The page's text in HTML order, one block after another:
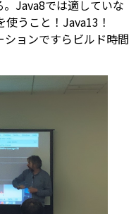
Java8では適していな
うこと！Java13！
ョンですらビルド時間